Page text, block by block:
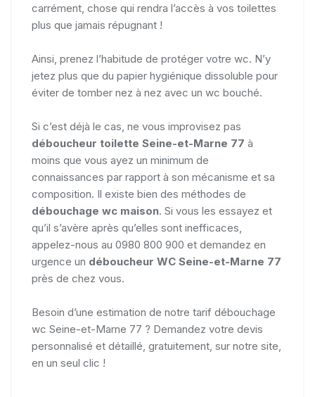
carrément, chose qui rendra l’accès à vos toilettes
plus que jamais répugnant !
Ainsi, prenez l’habitude de protéger votre wc. N’y
jetez plus que du papier hygiénique dissoluble pour
éviter de tomber nez à nez avec un wc bouché.
Si c’est déjà le cas, ne vous improvisez pas
déboucheur toilette Seine-et-Marne 77 à
moins que vous ayez un minimum de
connaissances par rapport à son mécanisme et sa
composition. Il existe bien des méthodes de
débouchage wc maison. Si vous les essayez et
qu’il s’avère après qu’elles sont inefficaces,
appelez-nous au 0980 800 900 et demandez en
urgence un déboucheur WC Seine-et-Marne 77
près de chez vous.
Besoin d’une estimation de notre tarif débouchage
wc Seine-et-Marne 77 ? Demandez votre devis
personnalisé et détaillé, gratuitement, sur notre site,
en un seul clic !